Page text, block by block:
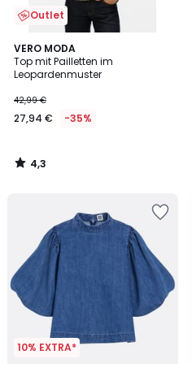
Outlet
VERO MODA
Top mit Pailletten im
Leopardenmuster
42,99 €
27,94 € -35%
4,3
/ 5
4,3
/
10% EXTRA*